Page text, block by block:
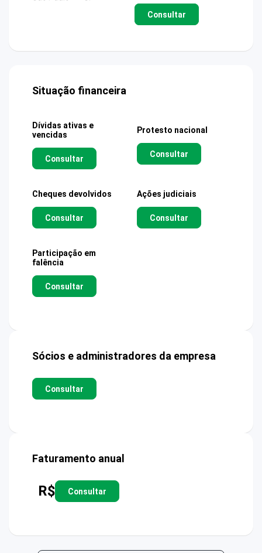
Consultar
Situação financeira
Dívidas ativas e
vencidas
Consultar
Protesto nacional
Consultar
Cheques devolvidos
Consultar
Ações judiciais
Consultar
Participação em
falência
Consultar
Sócios e administradores da empresa
Consultar
Faturamento anual
R$ Consultar